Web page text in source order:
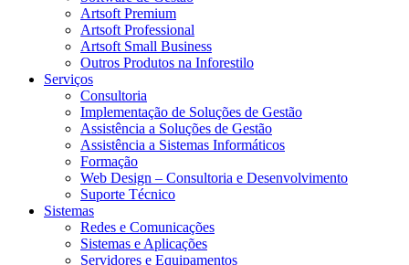
Artsoft Premium
Artsoft Professional
Artsoft Small Business
Outros Produtos na Inforestilo
Serviços
Consultoria
Implementação de Soluções de Gestão
Assistência a Soluções de Gestão
Assistência a Sistemas Informáticos
Formação
Web Design – Consultoria e Desenvolvimento
Suporte Técnico
Sistemas
Redes e Comunicações
Sistemas e Aplicações
Servidores e Equipamentos